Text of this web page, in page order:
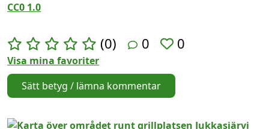
CC0 1.0
(0) 0 0
Visa mina favoriter
Sätt betyg / lämna kommentar